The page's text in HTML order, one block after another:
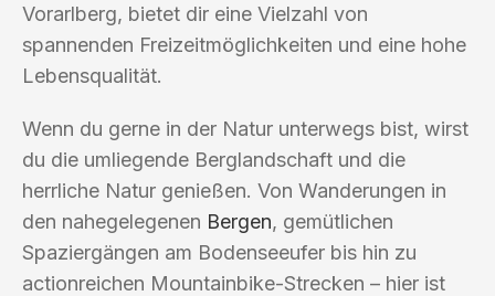
Vorarlberg, bietet dir eine Vielzahl von
spannenden Freizeitmöglichkeiten und eine hohe
Lebensqualität.
Wenn du gerne in der Natur unterwegs bist, wirst
du die umliegende Berglandschaft und die
herrliche Natur genießen. Von Wanderungen in
den nahegelegenen Bergen, gemütlichen
Spaziergängen am Bodenseeufer bis hin zu
actionreichen Mountainbike-Strecken – hier ist